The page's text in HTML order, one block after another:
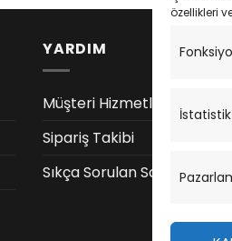
özellikleri
İstatistik
YARDIM
Müşteri Hizmetleri
Sipariş Takibi
Sıkça Sorulan Sorular